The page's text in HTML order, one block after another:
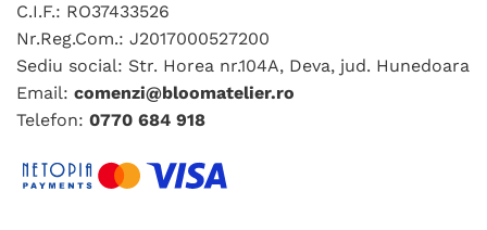
fi
alese
în
pagina
C.I.F.: RO37433526
Nr.Reg.Com.: J2017000527200
Sediu social: Str. Horea nr.104A, Deva, jud. Hunedoara
Email: comenzi@bloomatelier.ro
Telefon: 0770 684 918